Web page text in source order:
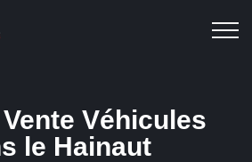
Véhicules
le Hainaut